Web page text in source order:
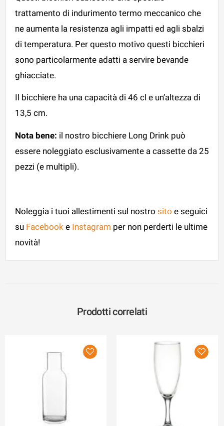
trattamento di indurimento termo meccanico che
ne aumenta la resistenza agli impatti ed agli sbalzi
di temperatura. Per questo motivo questi bicchieri
sono particolarmente adatti a servire bevande
ghiacciate.
Il bicchiere ha una capacità di 46 cl e un’altezza di
13,5 cm.
Nota bene: il nostro bicchiere Long Drink può
essere noleggiato esclusivamente a cassette da 25
pezzi (e multipli).
Noleggia i tuoi allestimenti sul nostro sito e seguici
su Facebook e Instagram per non perderti le ultime
novità!
Prodotti correlati